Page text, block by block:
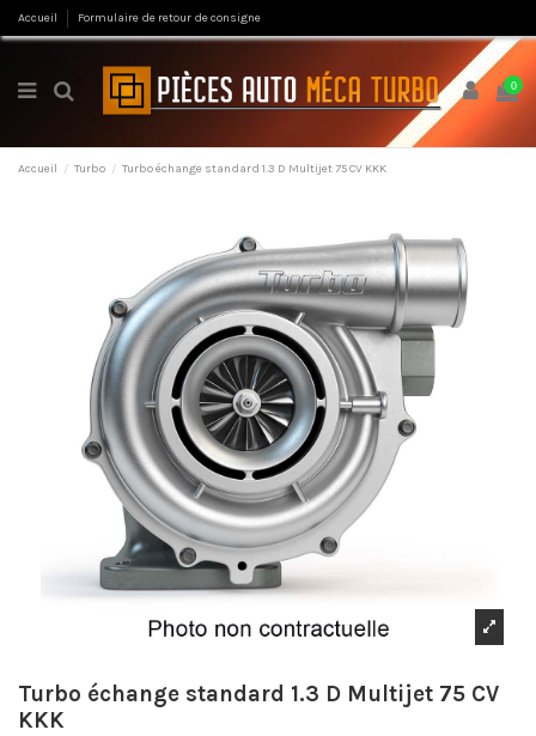
Accueil Formulaire de retour de consigne
0
Accueil Turbo Turbo échange standard 1.3 D Multijet 75 CV KKK
Turbo échange standard 1.3 D Multijet 75 CV
KKK